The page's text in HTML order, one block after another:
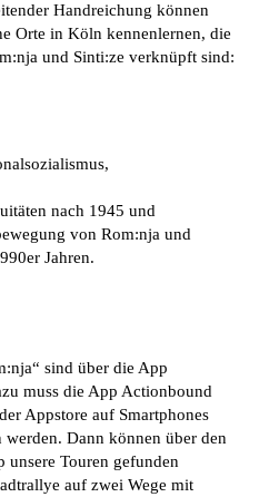
Handreichung können
Orte in Köln kennenlernen, die
und Sinti:ze verknüpft sind:
nach 1945 und
von Rom:nja und
Jahren.
sind über die App
muss die App Actionbound
Appstore auf Smartphones
werden. Dann können über den
unsere Touren gefunden
auf zwei Wege mit